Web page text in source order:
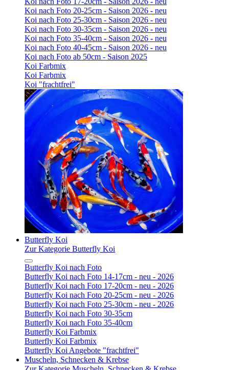
Koi nach Foto 20-25cm - Saison 2026 - neu
Koi nach Foto 25-30cm - Saison 2026 - neu
Koi nach Foto 30-35cm - Saison 2026 - neu
Koi nach Foto 35-40cm - Saison 2026 - neu
Koi nach Foto 40-45cm - Saison 2026 - neu
Koi nach Foto ab 50cm - Saison 2025
Koi Farbmix
Koi Farbmix
Koi "frachtfrei"
Butterfly Koi
Zur Kategorie Butterfly Koi
Butterfly Koi nach Foto
Butterfly Koi nach Foto 14-17cm - neu - 2026
Butterfly Koi nach Foto 17-20cm - neu - 2026
Butterfly Koi nach Foto 20-25cm - neu - 2026
Butterfly Koi nach Foto 25-30cm - neu - 2026
Butterfly Koi nach Foto 30-35cm
Butterfly Koi nach Foto 35-40cm
Butterfly Koi Farbmix
Butterfly Koi Farbmix
Butterfly Koi Angebote "frachtfrei"
Muscheln, Schnecken & Krebse